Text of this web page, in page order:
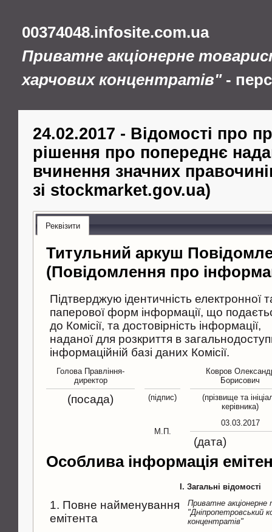
00374048.infosite.com.ua
Приватне акціонерне
харчових концентратів"-
24.02.2017 - Відомості про
рішення про попереднє
вчинення значних
зі stockmarket.gov.ua)
Реквізити
Титульний аркуш
(Повідомлення про
Підтверджую ідентичність електронної
паперової форм інформації, що
до Комісії, та достовірність інформації,
наданої для розкриття в
інформаційній базі даних Комісії.
Голова Правлiння-
директор
Ковров
Борисович
(посада) (підпис)
(прізвище та
керівника)
М.П.
03.03.2017
(дата)
Особлива інформація
I. Загальні відомості
1. Повне найменування
емітента
Приватне акцiонерне
"Днiпропетровський
концентратiв"